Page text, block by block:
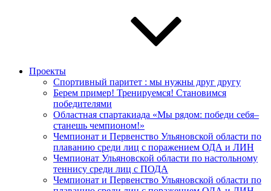
Проекты
Спортивный паритет : мы нужны друг другу
Берем пример! Тренируемся! Становимся
победителями
Областная спартакиада «Мы рядом: победи себя–
станешь чемпионом!»
Чемпионат и Первенство Ульяновской области по
плаванию среди лиц с поражением ОДА и ЛИН
Чемпионат Ульяновской области по настольному
теннису среди лиц с ПОДА
Чемпионат и Первенство Ульяновской области по